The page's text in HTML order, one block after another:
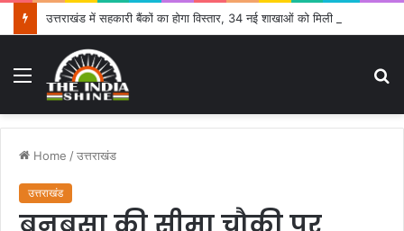
उत्तराखंड में सहकारी बैंकों का होगा विस्तार, 34 नई शाखाओं को मिली मंजूरी
Menu
Home /उत्तराखंड
उत्तराखंड